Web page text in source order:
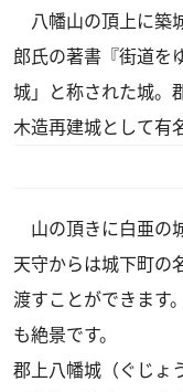
八幡山の頂上に築
郎氏の著書『街道を
城」と称された城。
木造再建城として有
山の頂きに白亜の
天守からは城下町の
渡すことができます
も絶景です。
郡上八幡城（ぐじょ